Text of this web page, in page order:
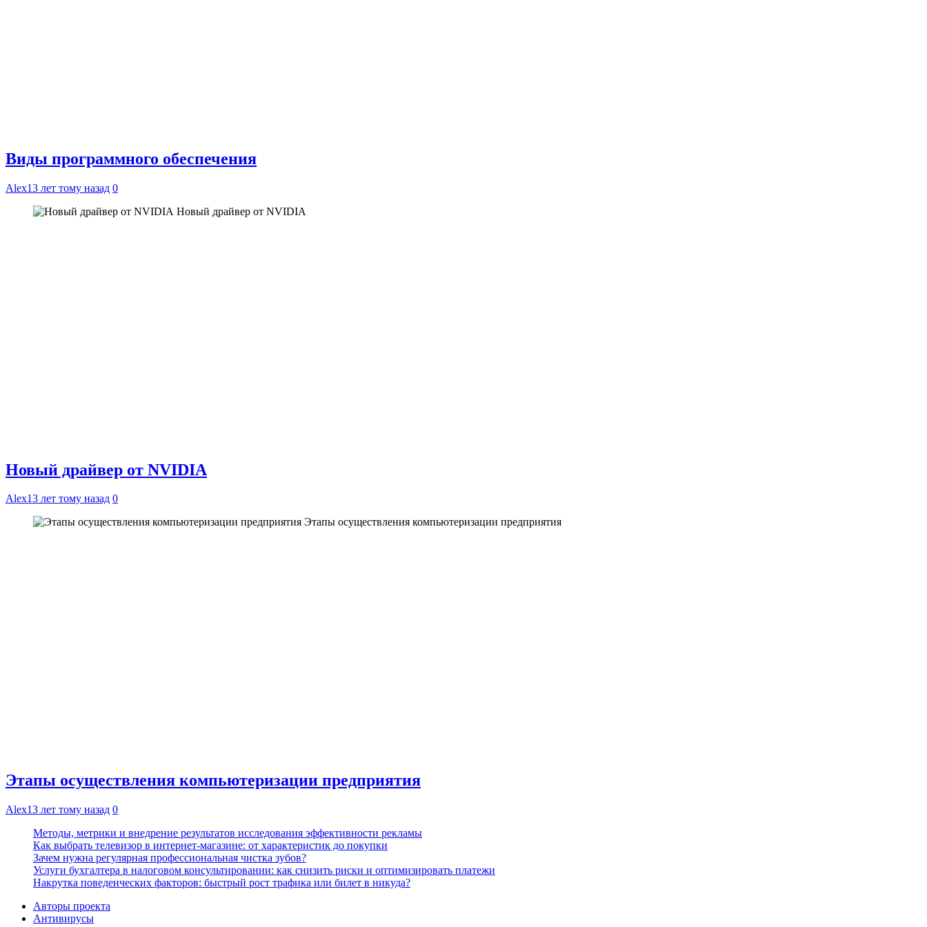
Виды программного обеспечения
Alex13 лет тому назад 0
Новый драйвер от NVIDIA
Новый драйвер от NVIDIA
Alex13 лет тому назад 0
Этапы осуществления компьютеризации предприятия
Этапы осуществления компьютеризации предприятия
Alex13 лет тому назад 0
Методы, метрики и внедрение результатов исследования эффективности рекламы
Как выбрать телевизор в интернет-магазине: от характеристик до покупки
Зачем нужна регулярная профессиональная чистка зубов?
Услуги бухгалтера в налоговом консультировании: как снизить риски и оптимизировать платежи
Накрутка поведенческих факторов: быстрый рост трафика или билет в никуда?
Авторы проекта
Антивирусы